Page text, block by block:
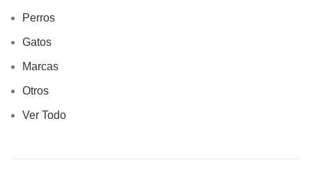
Perros
Gatos
Marcas
Otros
Ver Todo